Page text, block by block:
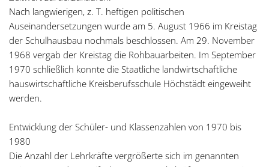
Nach langwierigen, z. T. heftigen politischen
Auseinandersetzungen wurde am 5. August 1966 im Kreistag
der Schulhausbau nochmals beschlossen. Am 29. November
1968 vergab der Kreistag die Rohbauarbeiten. Im September
1970 schließlich konnte die Staatliche landwirtschaftliche
hauswirtschaftliche Kreisberufsschule Höchstädt eingeweiht
werden.
Entwicklung der Schüler- und Klassenzahlen von 1970 bis
1980
Die Anzahl der Lehrkräfte vergrößerte sich im genannten